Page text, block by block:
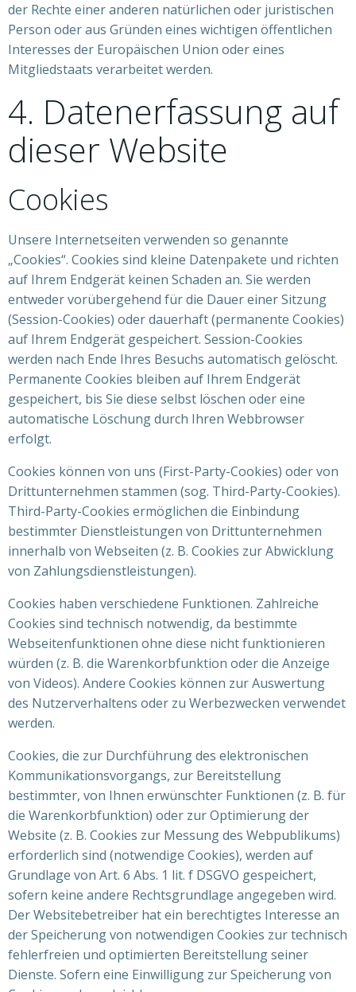
der Rechte einer anderen natürlichen oder juristischen
Person oder aus Gründen eines wichtigen öffentlichen
Interesses der Europäischen Union oder eines
Mitgliedstaats verarbeitet werden.
4. Datenerfassung auf
dieser Website
Cookies
Unsere Internetseiten verwenden so genannte
„Cookies“. Cookies sind kleine Datenpakete und richten
auf Ihrem Endgerät keinen Schaden an. Sie werden
entweder vorübergehend für die Dauer einer Sitzung
(Session-Cookies) oder dauerhaft (permanente Cookies)
auf Ihrem Endgerät gespeichert. Session-Cookies
werden nach Ende Ihres Besuchs automatisch gelöscht.
Permanente Cookies bleiben auf Ihrem Endgerät
gespeichert, bis Sie diese selbst löschen oder eine
automatische Löschung durch Ihren Webbrowser
erfolgt.
Cookies können von uns (First-Party-Cookies) oder von
Drittunternehmen stammen (sog. Third-Party-Cookies).
Third-Party-Cookies ermöglichen die Einbindung
bestimmter Dienstleistungen von Drittunternehmen
innerhalb von Webseiten (z. B. Cookies zur Abwicklung
von Zahlungsdienstleistungen).
Cookies haben verschiedene Funktionen. Zahlreiche
Cookies sind technisch notwendig, da bestimmte
Webseitenfunktionen ohne diese nicht funktionieren
würden (z. B. die Warenkorbfunktion oder die Anzeige
von Videos). Andere Cookies können zur Auswertung
des Nutzerverhaltens oder zu Werbezwecken verwendet
werden.
Cookies, die zur Durchführung des elektronischen
Kommunikationsvorgangs, zur Bereitstellung
bestimmter, von Ihnen erwünschter Funktionen (z. B. für
die Warenkorbfunktion) oder zur Optimierung der
Website (z. B. Cookies zur Messung des Webpublikums)
erforderlich sind (notwendige Cookies), werden auf
Grundlage von Art. 6 Abs. 1 lit. f DSGVO gespeichert,
sofern keine andere Rechtsgrundlage angegeben wird.
Der Websitebetreiber hat ein berechtigtes Interesse an
der Speicherung von notwendigen Cookies zur technisch
fehlerfreien und optimierten Bereitstellung seiner
Dienste. Sofern eine Einwilligung zur Speicherung von